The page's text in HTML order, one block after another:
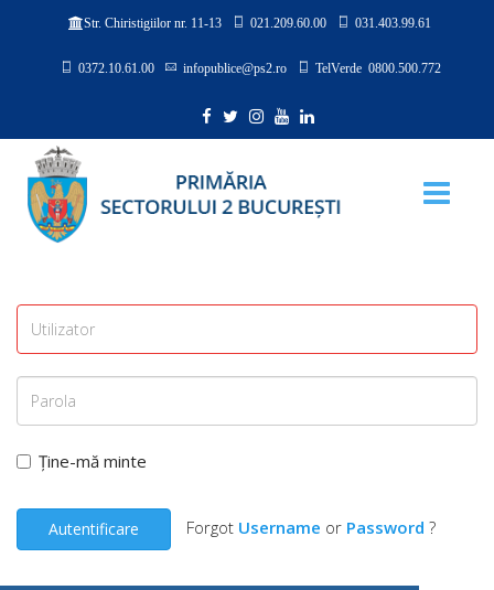
Str. Chiristigiilor nr. 11-13 021.209.60.00 031.403.99.61
0372.10.61.00 infopublice@ps2.ro TelVerde 0800.500.772
Ține-mă minte
Autentificare Forgot Username or Password ?